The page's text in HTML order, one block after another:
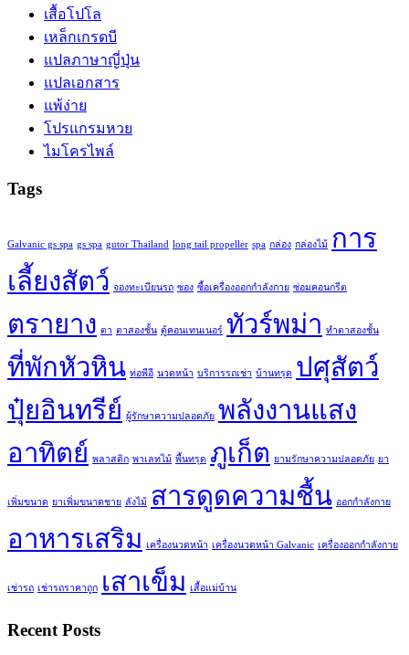
เสื้อโปโล
เหล็กเกรดบี
แปลภาษาญี่ปุ่น
แปลเอกสาร
แพ้ง่าย
โปรแกรมหวย
ไมโครไพล์
Tags
Galvanic gs spa gs spa gutor Thailand long tail propeller spa กล่อง กล่องไม้
การ
เลี้ยงสัตว์ จองทะเบียนรถ ซอง ซื้อเครื่องออกกำลังกาย ซ่อมคอนกรีต
ตรายาง ตา ตาสองชั้น ตู้คอนเทนเนอร์ ทัวร์พม่า ทำตาสองชั้น
ที่พักหัวหิน ท่อพีอี นวดหน้า บริการรถเช่า บ้านทรุด ปศุสัตว์
ปุ๋ยอินทรีย์ ผู้รักษาความปลอดภัย พลังงานแสง
อาทิตย์ พลาสติก พาเลทไม้ พื้นทรุด ภูเก็ต ยามรักษาความปลอดภัย ยา
เพิ่มขนาด ยาเพิ่มขนาดชาย ลังไม้ สารดูดความชื้น ออกกำลังกาย
อาหารเสริม เครื่องนวดหน้า เครื่องนวดหน้า Galvanic เครื่องออกกำลังกาย
เช่ารถ เช่ารถราคาถูก เสาเข็ม เสื้อแม่บ้าน
Recent Posts